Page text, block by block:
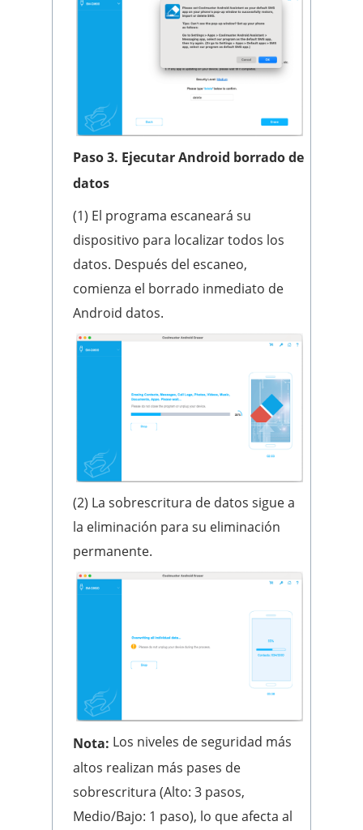
Paso 3. Ejecutar Android borrado de
datos
(1) El programa escaneará su
dispositivo para localizar todos los
datos. Después del escaneo,
comienza el borrado inmediato de
Android datos.
(2) La sobrescritura de datos sigue a
la eliminación para su eliminación
permanente.
Nota: Los niveles de seguridad más
altos realizan más pases de
sobrescritura (Alto: 3 pasos,
Medio/Bajo: 1 paso), lo que afecta al